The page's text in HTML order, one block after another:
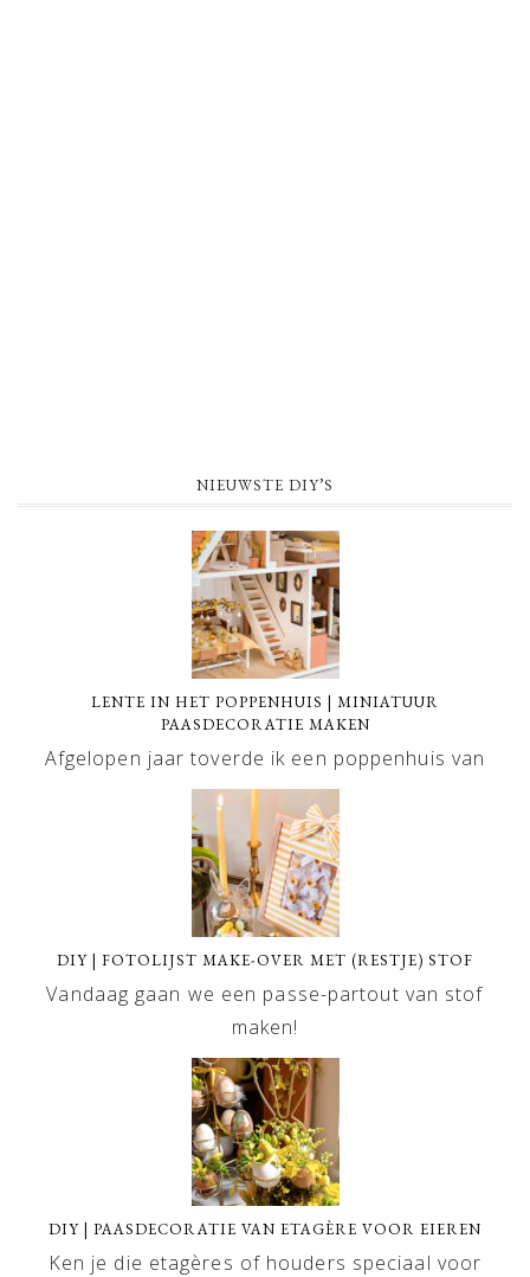
NIEUWSTE DIY’S
LENTE IN HET POPPENHUIS | MINIATUUR
PAASDECORATIE MAKEN
Afgelopen jaar toverde ik een poppenhuis van
DIY | FOTOLIJST MAKE-OVER MET (RESTJE) STOF
Vandaag gaan we een passe-partout van stof
maken!
DIY | PAASDECORATIE VAN ETAGÈRE VOOR EIEREN
Ken je die etagères of houders speciaal voor